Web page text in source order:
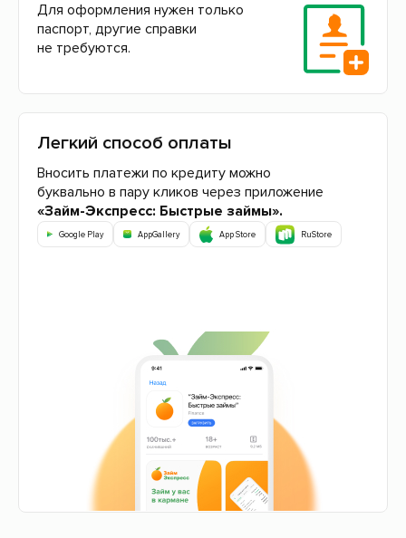
Для оформления нужен только
паспорт, другие справки
не требуются.
Легкий способ оплаты
Вносить платежи по кредиту можно
буквально в пару кликов через приложение
«Займ-Экспресс: Быстрые займы».
Google Play AppGallery App Store RuStore